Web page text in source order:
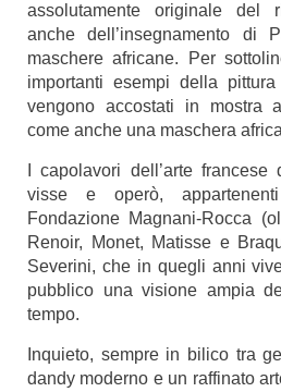
assolutamente originale del
anche dell’insegnamento di
maschere africane. Per
importanti esempi della
vengono accostati in mostra
come anche una maschera
I capolavori dell’arte
visse e operò,
Fondazione Magnani-Rocca
Renoir, Monet, Matisse e
Severini, che in quegli anni
pubblico una visione ampia
tempo.
Inquieto, sempre in bilico tra
dandy moderno e un raffinato